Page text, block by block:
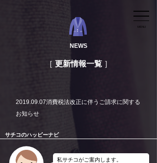
NEWS
更新情報一覧
2019.09.07消費税法改正に伴うご請求に関する
お知らせ
サチコのハッピーナビ
私サチコがご案内します。
MENU